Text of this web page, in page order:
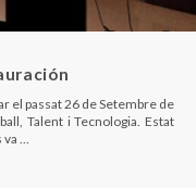
el passat 26 de Setembre de
Talent i Tecnologia. Estat
…